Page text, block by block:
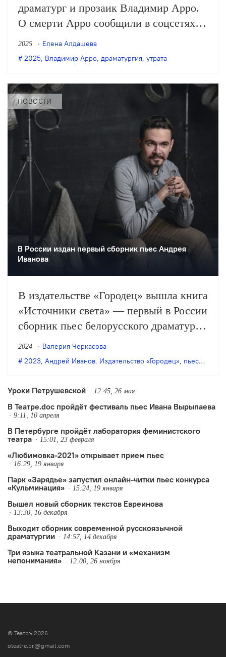
драматург и прозаик Владимир Арро.
О смерти Арро сообщили в соцсетях
его близкие.
2025
Елена Алдашева
2025, Владимир Арро, драматургия, утрата
НОВОСТИ
В России издан первый сборник пьес Андрея
Иванова
В издательстве «Городец» вышла книга
«Источники света» — первый в России
сборник пьес белорусского драматурга
Андрея Иванова.
2024
Валерия Черкасова
2023, Андрей Иванов, Издательство «Городец», пьесы ,
Уроки Петрушевской 12:45, 26 мая
В Театре.doc пройдёт фестиваль пьес Ивана Вырыпаева
9:11, 10 апреля
В Петербурге пройдёт лаборатория феминистского
театра
15:01, 23 февраля
«Любимовка-2021» открывает прием пьес
16:29, 19 января
Парк «Зарядье» запустил онлайн-читки пьес конкурса
«Кульминация»
15:24, 19 января
Вышел новый сборник текстов Евреинова
13:30, 16 декабря
Выходит сборник современной русскоязычной
драматургии
14:57, 14 декабря
Три языка театральной Казани и «механизм
непонимания»
12:00, 26 ноября
© Театръ 2026
oteatre.pr@gmail.com